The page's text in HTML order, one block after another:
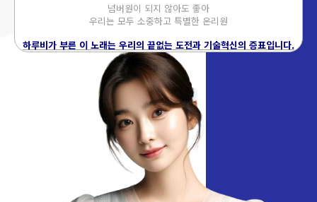
넘버원이 되지 않아도 좋아
우리는 모두 소중하고 특별한 온리원
하루비가 부른 이 노래는 우리의 끝없는 도전과 기술혁신의 증표입니다.